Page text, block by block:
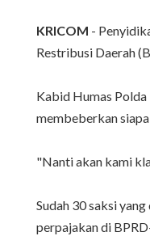
KRICOM -
Restribusi Daerah
Kabid Humas
membeberkan
"Nanti akan kami
Sudah 30 saksi
perpajakan di